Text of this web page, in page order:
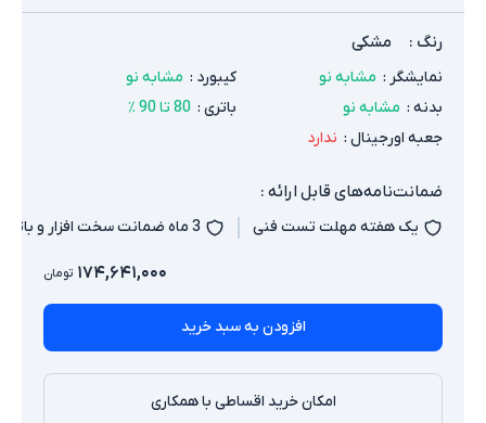
رنگ : مشکی
نمایشگر : مشابه نو کیبورد : مشابه نو
بدنه : مشابه نو باتری : 80 تا 90 ٪
جعبه اورجینال : ندارد
ضمانت‌نامه‌های قابل ارائه :
یک هفته مهلت تست فنی 3 ماه ضمانت سخت افزار و باتری
۱۷۴,۶۴۱,۰۰۰ تومان
افزودن به سبد خرید
امکان خرید اقساطی با همکاری